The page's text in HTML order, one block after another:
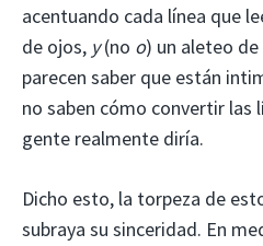
acentuando cada línea que
de ojos, y(no o) un aleteo
parecen saber que están
no saben cómo convertir las
gente realmente diría.
Dicho esto, la torpeza de
subraya su sinceridad. En